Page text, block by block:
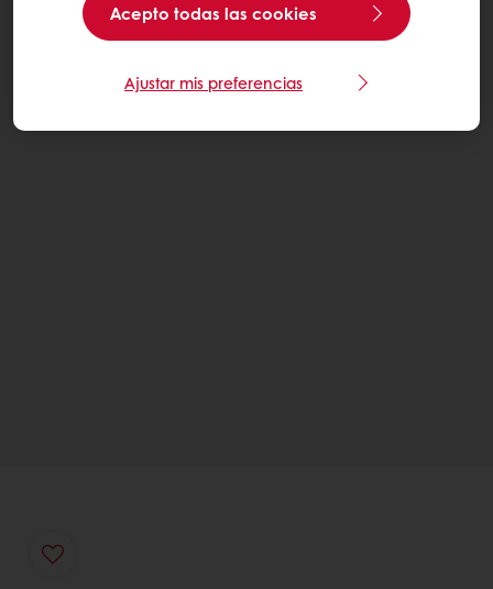
Acepto todas las cookies
Ajustar mis preferencias